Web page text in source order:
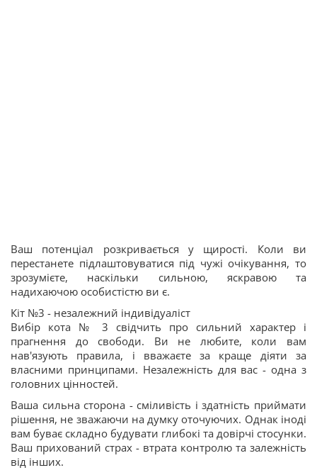
Ваш потенціал розкривається у щирості. Коли ви
перестанете підлаштовуватися під чужі очікування, то
зрозумієте, наскільки сильною, яскравою та
надихаючою особистістю ви є.
Кіт №3 - незалежний індивідуаліст
Вибір кота № 3 свідчить про сильний характер і
прагнення до свободи. Ви не любите, коли вам
нав'язують правила, і вважаєте за краще діяти за
власними принципами. Незалежність для вас - одна з
головних цінностей.
Ваша сильна сторона - сміливість і здатність приймати
рішення, не зважаючи на думку оточуючих. Однак іноді
вам буває складно будувати глибокі та довірчі стосунки.
Ваш прихований страх - втрата контролю та залежність
від інших.